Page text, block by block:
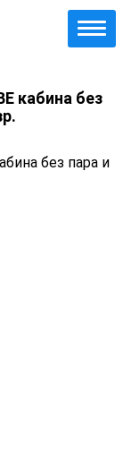
кабина без